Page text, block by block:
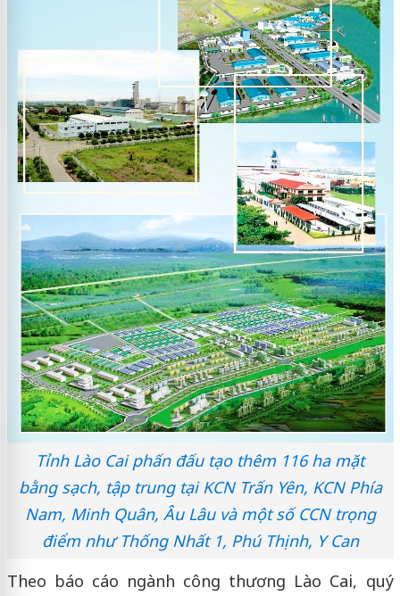
Tỉnh Lào Cai phấn đấu tạo thêm 116 ha mặt
bằng sạch, tập trung tại KCN Trấn Yên, KCN Phía
Nam, Minh Quân, Âu Lâu và một số CCN trọng
điểm như Thống Nhất 1, Phú Thịnh, Y Can
Theo báo cáo ngành công thương Lào Cai, quý